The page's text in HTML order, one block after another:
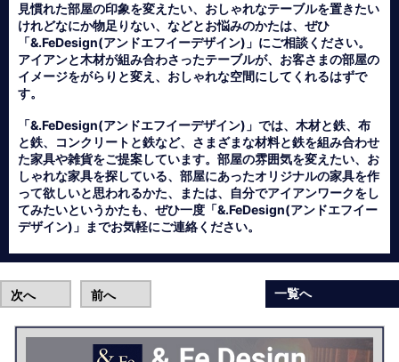
見慣れた部屋の印象を変えたい、おしゃれなテーブルを置きたい
けれどなにか物足りない、などとお悩みのかたは、ぜひ
「&.FeDesign(アンドエフイーデザイン)」にご相談ください。
アイアンと木材が組み合わさったテーブルが、お客さまの部屋の
イメージをがらりと変え、おしゃれな空間にしてくれるはずで
す。
「&.FeDesign(アンドエフイーデザイン)」では、木材と鉄、布
と鉄、コンクリートと鉄など、さまざまな材料と鉄を組み合わせ
た家具や雑貨をご提案しています。部屋の雰囲気を変えたい、お
しゃれな家具を探している、部屋にあったオリジナルの家具を作
って欲しいと思われるかた、または、自分でアイアンワークをし
てみたいというかたも、ぜひ一度「&.FeDesign(アンドエフイー
デザイン)」までお気軽にご連絡ください。
次へ 前へ 一覧へ